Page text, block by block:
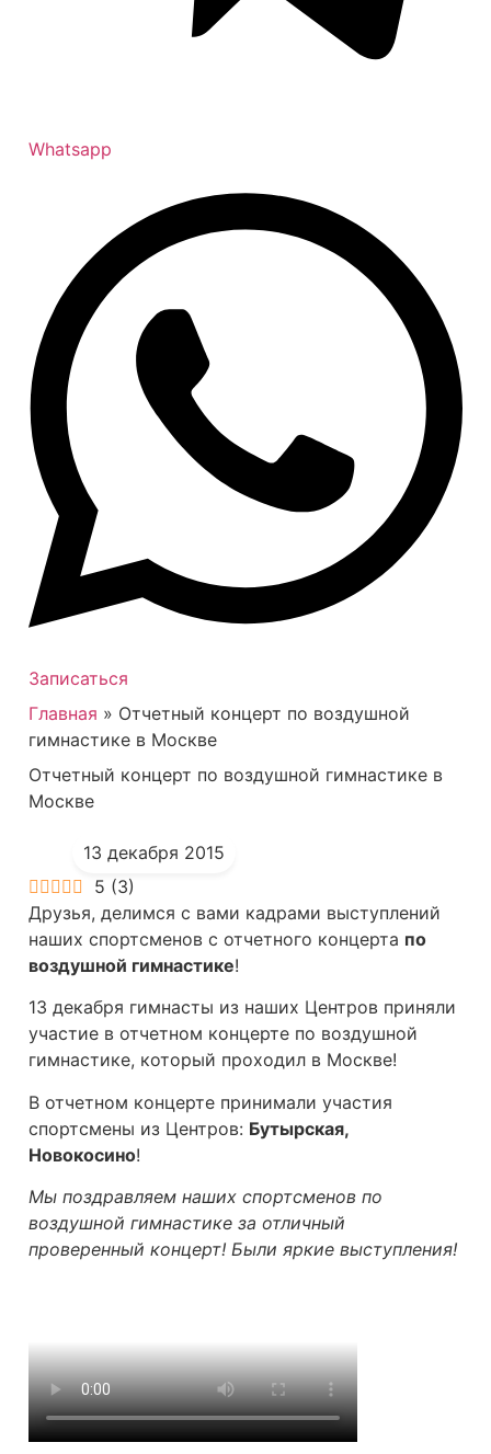
Whatsapp
Записаться
Главная » Отчетный концерт по воздушной
гимнастике в Москве
Отчетный концерт по воздушной гимнастике в
Москве
13 декабря 2015
5 (3)
Друзья, делимся с вами кадрами выступлений
наших спортсменов с отчетного концерта по
воздушной гимнастике!
13 декабря гимнасты из наших Центров приняли
участие в отчетном концерте по воздушной
гимнастике, который проходил в Москве!
В отчетном концерте принимали участия
спортсмены из Центров: Бутырская,
Новокосино!
Мы поздравляем наших спортсменов по
воздушной гимнастике за отличный
проверенный концерт! Были яркие выступления!